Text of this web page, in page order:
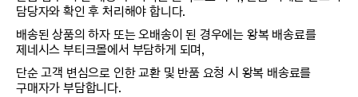
담당자와 확인 후 처리해야 합니다.
배송된 상품의 하자 또는 오배송이 된 경우에는 왕복 배송료를
제네시스 부티크몰에서 부담하게 되며,
단순 고객 변심으로 인한 교환 및 반품 요청 시 왕복 배송료를
구매자가 부담합니다.